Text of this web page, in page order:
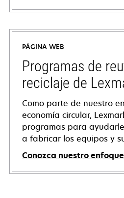
se
abre
una
pestaña
nueva
PÁGINA WEB
Programas de
reciclaje de
Como parte de nuestro
economía circular,
programas para
a fabricar los equipos y
Conozca nuestro enfoque